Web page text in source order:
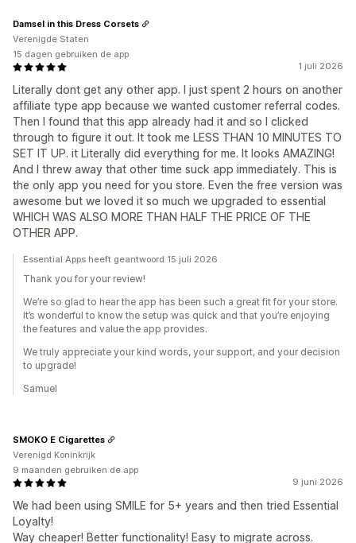
1 juli 2026
Literally dont get any other app. I just spent 2 hours on another
affiliate type app because we wanted customer referral codes.
Then I found that this app already had it and so I clicked
through to figure it out. It took me LESS THAN 10 MINUTES TO
SET IT UP. it Literally did everything for me. It looks AMAZING!
And I threw away that other time suck app immediately. This is
the only app you need for you store. Even the free version was
awesome but we loved it so much we upgraded to essential
WHICH WAS ALSO MORE THAN HALF THE PRICE OF THE
OTHER APP.
Damsel in this Dress Corsets
Verenigde Staten
15 dagen gebruiken de app
Essential Apps heeft geantwoord 15 juli 2026
Thank you for your review!
We’re so glad to hear the app has been such a great fit for your store.
It’s wonderful to know the setup was quick and that you’re enjoying
the features and value the app provides.
We truly appreciate your kind words, your support, and your decision
to upgrade!
Samuel
9 juni 2026
We had been using SMILE for 5+ years and then tried Essential
Loyalty!
Way cheaper! Better functionality! Easy to migrate across.
SMOKO E Cigarettes
Verenigd Koninkrijk
9 maanden gebruiken de app